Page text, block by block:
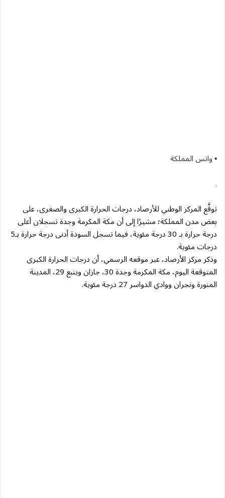
▪︎ واتس المملكة
.
توقَّع المركز الوطني للأرصاد، درجات الحرارة الكبرى والصغرى، على
بعض مدن المملكة؛ مشيرًا إلى أن مكة المكرمة وجدة تسجلان أعلى
درجة حرارة بـ 30 درجة مئوية، فيما تسجل السودة أدنى درجة حرارة بـ5
درجات مئوية.
وذكر مركز الأرصاد، عبر موقعه الرسمي، أن درجات الحرارة الكبرى
المتوقعة اليوم، مكة المكرمة وجدة 30، جازان وينبع 29، المدينة
المنورة ونجران ووادي الدواسر 27 درجة مئوية.